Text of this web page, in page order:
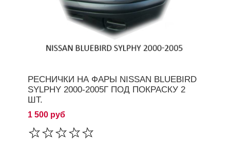
РЕСНИЧКИ НА ФАРЫ NISSAN BLUEBIRD
SYLPHY 2000-2005Г ПОД ПОКРАСКУ 2
ШТ.
1 500 руб